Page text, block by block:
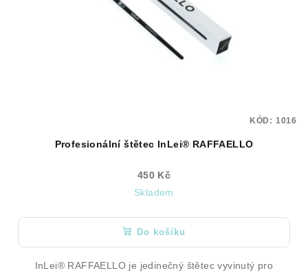
Profesionální štětec InLei® RAFFAELLO
450 Kč
Skladem
Do košíku
InLei® RAFFAELLO je jedinečný štětec vyvinutý pro
KÓD: 1016